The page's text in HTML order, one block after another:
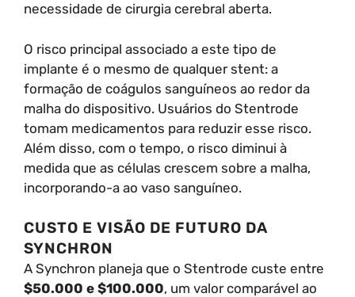
necessidade de cirurgia cerebral aberta.
O risco principal associado a este tipo de
implante é o mesmo de qualquer stent: a
formação de coágulos sanguíneos ao redor da
malha do dispositivo. Usuários do Stentrode
tomam medicamentos para reduzir esse risco.
Além disso, com o tempo, o risco diminui à
medida que as células crescem sobre a malha,
incorporando-a ao vaso sanguíneo.
CUSTO E VISÃO DE FUTURO DA
SYNCHRON
A Synchron planeja que o Stentrode custe entre
$50.000 e $100.000, um valor comparável ao